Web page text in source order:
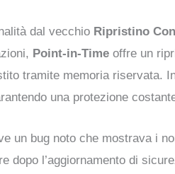
dal vecchio Ripristino
Point-in-Time offre un
tramite memoria riservata.
una protezione
un bug noto che mostrava i
dopo l’aggiornamento di